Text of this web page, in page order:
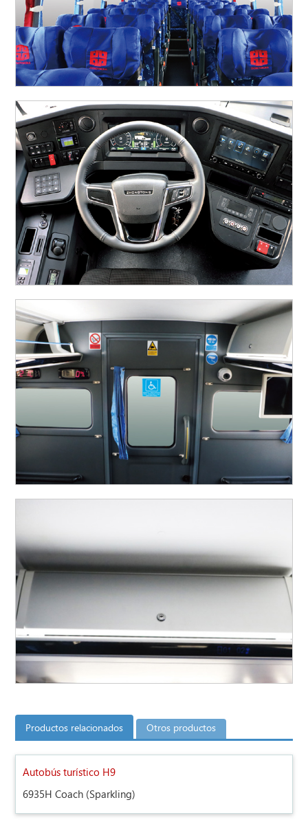
Productos relacionados Otros productos
Autobús turístico H9
6935H Coach (Sparkling)